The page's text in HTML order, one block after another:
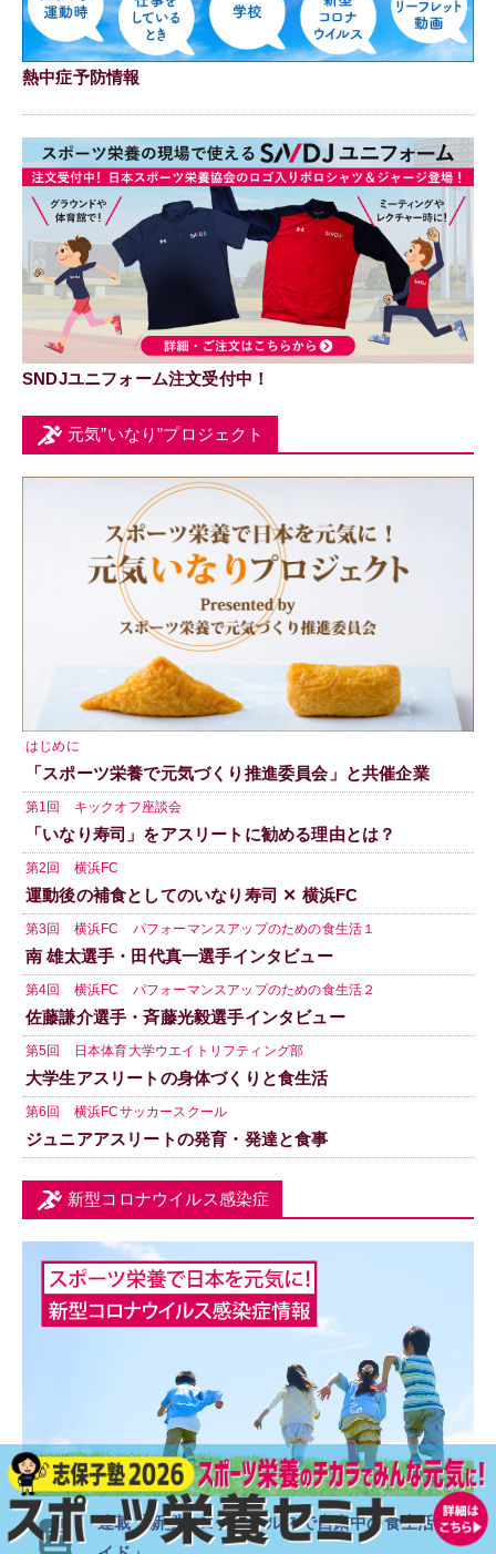
熱中症予防情報
SNDJユニフォーム注文受付中！
元気”いなり”プロジェクト
はじめに
「スポーツ栄養で元気づくり推進委員会」と共催企業
第1回 キックオフ座談会
「いなり寿司」をアスリートに勧める理由とは？
第2回 横浜FC
運動後の補食としてのいなり寿司 ✕ 横浜FC
第3回 横浜FC パフォーマンスアップのための食生活１
南 雄太選手・田代真一選手インタビュー
第4回 横浜FC パフォーマンスアップのための食生活２
佐藤謙介選手・斉藤光毅選手インタビュー
第5回 日本体育大学ウエイトリフティング部
大学生アスリートの身体づくりと食生活
第6回 横浜FCサッカースクール
ジュニアアスリートの発育・発達と食事
新型コロナウイルス感染症
連載「新型コロナウイルスで自粛中の食生活ガ